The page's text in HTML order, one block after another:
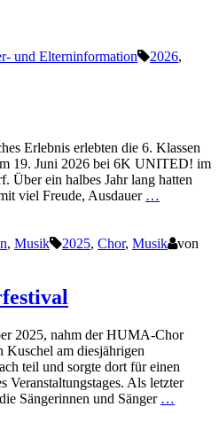
und Elterninformation 2026,
Erlebnis erlebten die 6. Klassen
19. Juni 2026 bei 6K UNITED! im
Über ein halbes Jahr lang hatten
viel Freude, Ausdauer …
, Musik 2025, Chor, Musik
von
2025, nahm der HUMA-Chor
am diesjährigen
teil und sorgte dort für einen
Veranstaltungstages. Als letzter
Sängerinnen und Sänger …